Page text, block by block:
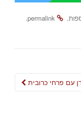
.
permalink
.
Post
עם פרחי כרובית